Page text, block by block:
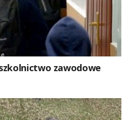
zawodowe